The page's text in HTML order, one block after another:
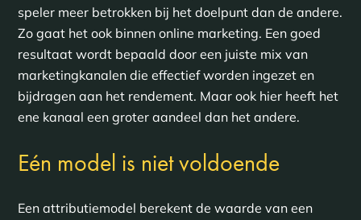
speler meer betrokken bij het doelpunt dan de andere.
Zo gaat het ook binnen online marketing. Een goed
resultaat wordt bepaald door een juiste mix van
marketingkanalen die effectief worden ingezet en
bijdragen aan het rendement. Maar ook hier heeft het
ene kanaal een groter aandeel dan het andere.
Eén model is niet voldoende
Een attributiemodel berekent de waarde van een